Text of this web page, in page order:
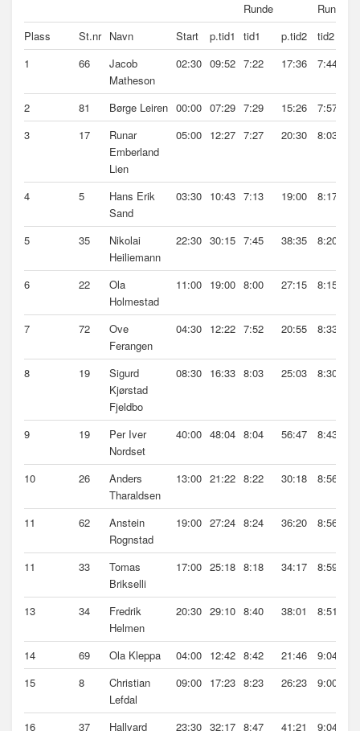
Runde
Runde
Plass
St.nr Navn Start p.tid1 tid1 p.tid2 tid2
1
66
Jacob
Matheson
02:30 09:52 7:22 17:36 7:44
2 81 Børge Leiren 00:00 07:29 7:29 15:26 7:57
3
17
Runar
Emberland
Lien
05:00 12:27 7:27 20:30 8:03
4 5
Hans Erik
Sand
03:30 10:43 7:13 19:00 8:17
5 35
Nikolai
Heiliemann
22:30 30:15 7:45 38:35 8:20
6 22
Ola
Holmestad
11:00 19:00 8:00 27:15 8:15
7 72
Ove
Ferangen
04:30 12:22 7:52 20:55 8:33
8 19
Sigurd
Kjørstad
Fjeldbo
08:30 16:33 8:03 25:03 8:30
9 19
Per Iver
Nordset
40:00 48:04 8:04 56:47 8:43
10 26
Anders
Tharaldsen
13:00 21:22 8:22 30:18 8:56
11 62
Anstein
Rognstad
19:00 27:24 8:24 36:20 8:56
11 33
Tomas
Brikselli
17:00 25:18 8:18 34:17 8:59
13 34
Fredrik
Helmen
20:30 29:10 8:40 38:01 8:51
14 69 Ola Kleppa 04:00 12:42 8:42 21:46 9:04
15
8
Christian
Lefdal
09:00 17:23 8:23 26:23 9:00
16 37 Hallvard 23:30 32:17 8:47 41:21 9:04